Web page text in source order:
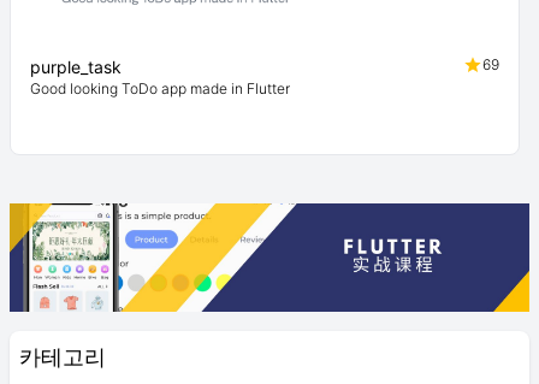
카테고리
purple_task
69
Good looking ToDo app made in Flutter